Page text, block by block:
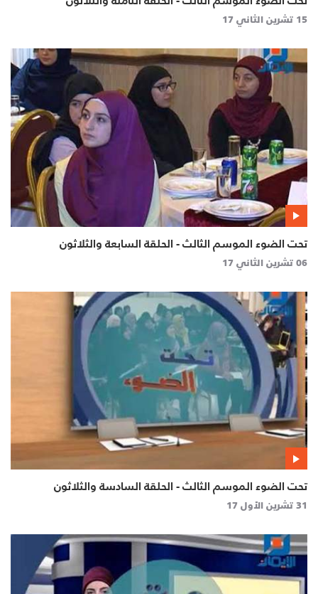
15 تشرين الثاني 17
تحت الضوء الموسم الثالث - الحلقة السابعة والثلاثون
06 تشرين الثاني 17
تحت الضوء الموسم الثالث - الحلقة السادسة والثلاثون
31 تشرين الأول 17